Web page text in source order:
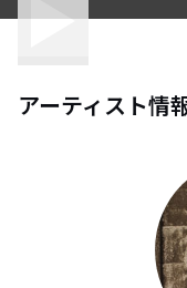
アーティスト情